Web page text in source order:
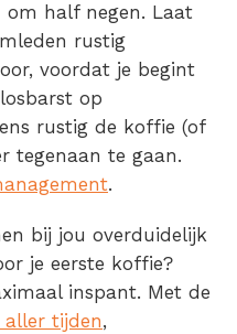
om half negen. Laat
rustig
voordat je begint
op
rustig de koffie (of
tegenaan te gaan.
.
bij jou overduidelijk
je eerste koffie?
inspant. Met de
tijden,